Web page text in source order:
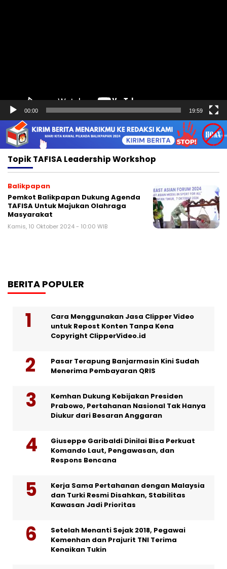
00:00 19:59
TopikTAFISA Leadership Workshop
Balikpapan
Pemkot Balikpapan Dukung Agenda
TAFISA Untuk Majukan Olahraga
Masyarakat
Kamis, 10 Oktober 2024 - 10:00 WIB
BERITA POPULER
Cara Menggunakan Jasa Clipper Video
untuk Repost Konten Tanpa Kena
Copyright ClipperVideo.id
Pasar Terapung Banjarmasin Kini Sudah
Menerima Pembayaran QRIS
Kemhan Dukung Kebijakan Presiden
Prabowo, Pertahanan Nasional Tak Hanya
Diukur dari Besaran Anggaran
Giuseppe Garibaldi Dinilai Bisa Perkuat
Komando Laut, Pengawasan, dan
Respons Bencana
Kerja Sama Pertahanan dengan Malaysia
dan Turki Resmi Disahkan, Stabilitas
Kawasan Jadi Prioritas
Setelah Menanti Sejak 2018, Pegawai
Kemenhan dan Prajurit TNI Terima
Kenaikan Tukin